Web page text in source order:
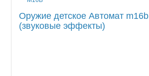
Оружие детское Автомат m16b
(звуковые эффекты)